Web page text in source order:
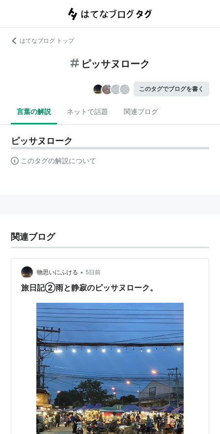
はてなブログ トップ
ピッサヌローク
このタグでブログを書く
言葉の解説 ネットで話題 関連ブログ
ピッサヌローク
このタグの解説について
関連ブログ
物思いにふける • 5日前
旅日記②雨と静寂のピッサヌローク。